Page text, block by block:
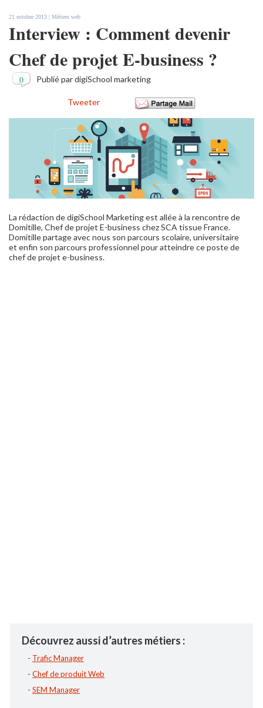
21 octobre 2013 | Métiers web
Interview : Comment devenir
Chef de projet E-business ?
Publié par digiSchool marketing
0
Tweeter
La rédaction de digiSchool Marketing est allée à la rencontre de
Domitille, Chef de projet E-business chez SCA tissue France.
Domitille partage avec nous son parcours scolaire, universitaire
et enfin son parcours professionnel pour atteindre ce poste de
chef de projet e-business.
Découvrez aussi d’autres métiers :
- Trafic Manager
- Chef de produit Web
- SEM Manager